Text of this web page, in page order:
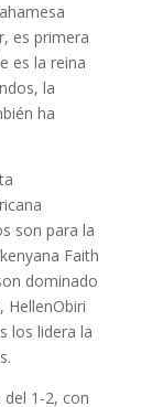
es primera
es la reina
la
ha
son para la
Faith
dominado
los lidera la
del 1-2, con